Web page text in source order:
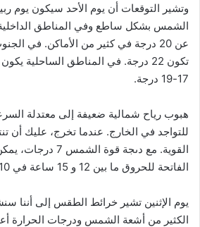
وتشير التوقعات أن يوم الأحد سيكون يوم
الشمس بشكل ساطع وفي المناطق الداخلية
عن 20 درجة في كثير من الأماكن. في
تكون 22 درجة. في المناطق الساحلية
17-19 درجة.
هبوب رياح شمالية ضعيفة إلى معتدلة
للتواجد في الخارج. عندما تخرج، عليك أن
القوية. مع دىجة قوة
الفاتحة للحروق ما بين 12 و 15 ساعة في 10-20 دقيقة.
يوم الإثنين تشير خرائط الطقس إلى أننا
الكثير من أشعة الشمس ودرجات الحرارة